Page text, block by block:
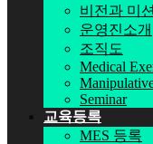
비전과 미션
운영진소개
조직도
Medical
Seminar
교육등록
MES 등록